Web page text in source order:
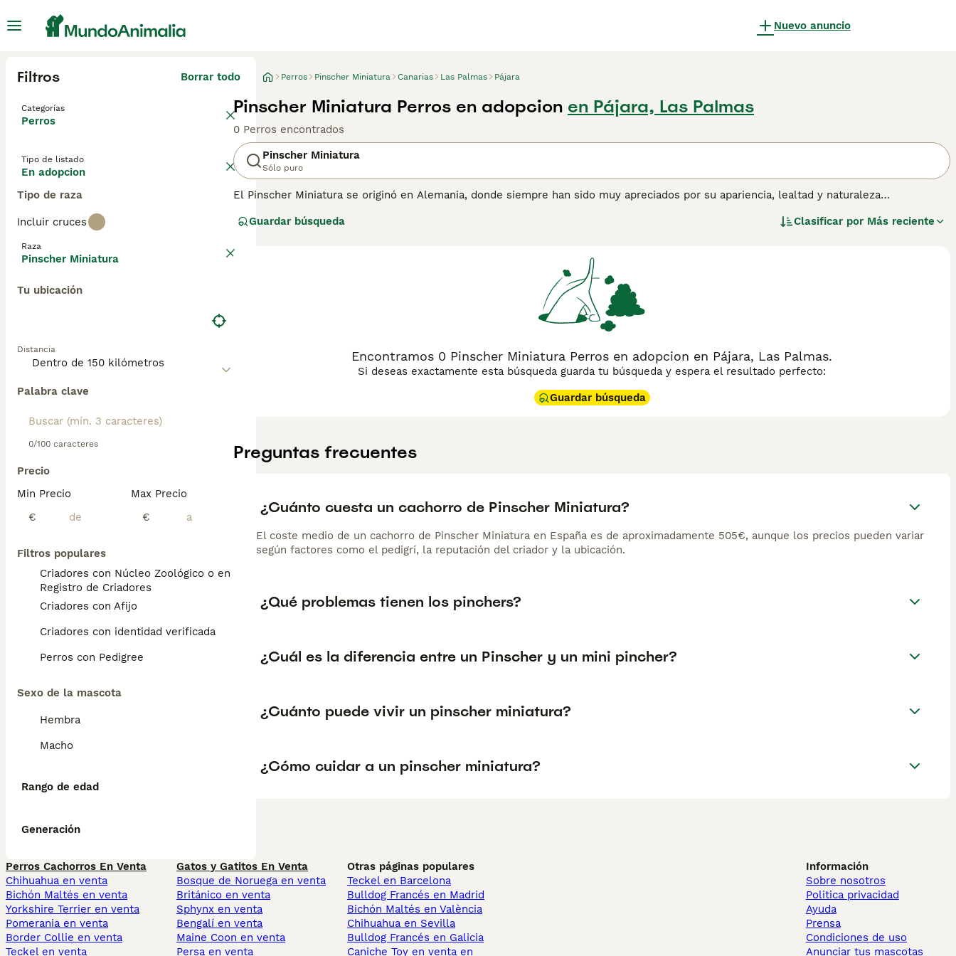
Nuevo anuncio
Filtros Borrar todo
Categorías
Perros
Tipo de listado
En adopcion
Tipo de raza
Incluir cruces
Raza
Pinscher Miniatura
Tu ubicación
Distancia
Palabra clave
0/100 caracteres
Precio
Min Precio
€
Max Precio
€
Filtros populares
Criadores con Núcleo Zoológico o en el
Registro de Criadores
Criadores con Afijo
Criadores con identidad verificada
Perros con Pedigree
Sexo de la mascota
Hembra
Macho
Rango de edad
Generación
Perros Pinscher Miniatura Canarias Las Palmas Pájara
Pinscher Miniatura Perros en adopcion en Pájara, Las Palmas
0 Perros encontrados
Pinscher Miniatura
Sólo puro
El Pinscher Miniatura se originó en Alemania, donde siempre han sido muy apreciados por su apariencia, lealtad y naturaleza
personalidad segura de sí misma. A menudo denominados Min Pins, son naturalmente muy curiosos e inquisitivos y nada les gusta más
para obtener información sobre esta raza de perro.
Guardar búsqueda Clasificar por Más reciente
Encontramos 0 Pinscher Miniatura Perros en adopcion en Pájara, Las Palmas.
Si deseas exactamente esta búsqueda guarda tu búsqueda y espera el resultado perfecto:
Guardar búsqueda
Preguntas frecuentes
¿Cuánto cuesta un cachorro de Pinscher Miniatura?
El coste medio de un cachorro de Pinscher Miniatura en España es de aproximadamente 505€, aunque los precios pueden variar
según factores como el pedigrí, la reputación del criador y la ubicación.
¿Qué problemas tienen los pinchers?
¿Cuál es la diferencia entre un Pinscher y un mini pincher?
¿Cuánto puede vivir un pinscher miniatura?
¿Cómo cuidar a un pinscher miniatura?
Perros Cachorros En Venta
Chihuahua en venta
Bichón Maltés en venta
Yorkshire Terrier en venta
Pomerania en venta
Border Collie en venta
Teckel en venta
Gatos y Gatitos En Venta
Bosque de Noruega en venta
Británico en venta
Sphynx en venta
Bengalí en venta
Maine Coon en venta
Persa en venta
Otras páginas populares
Teckel en Barcelona
Bulldog Francés en Madrid
Bichón Maltés en València
Chihuahua en Sevilla
Bulldog Francés en Galicia
Caniche Toy en venta en
Información
Sobre nosotros
Politica privacidad
Ayuda
Prensa
Condiciones de uso
Anunciar tus mascotas